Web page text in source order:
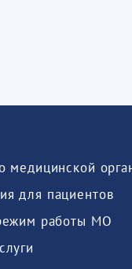
для пациентов
работы МО